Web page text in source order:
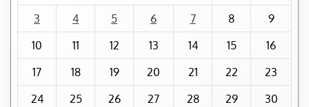
3
4 5 6 7 8
9
10
11 12 13 14 15
16
17
18 19 20 21 22
23
24
25 26 27 28 29
30